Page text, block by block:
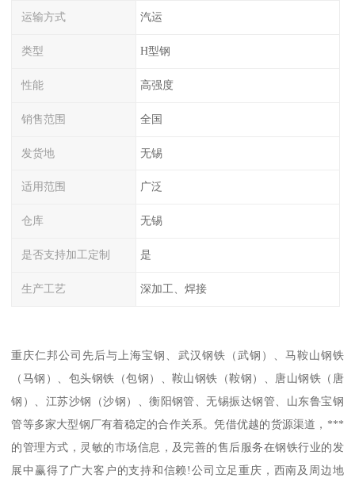
运输方式 汽运
类型 H型钢
性能 高强度
销售范围 全国
发货地 无锡
适用范围 广泛
仓库 无锡
是否支持加工定制 是
生产工艺 深加工、焊接
重庆仁邦公司先后与上海宝钢、武汉钢铁（武钢）、马鞍山钢铁
（马钢）、包头钢铁（包钢）、鞍山钢铁（鞍钢）、唐山钢铁（唐
钢）、江苏沙钢（沙钢）、衡阳钢管、无锡振达钢管、山东鲁宝钢
管等多家大型钢厂有着稳定的合作关系。凭借优越的货源渠道，***
的管理方式，灵敏的市场信息，及完善的售后服务在钢铁行业的发
展中赢得了广大客户的支持和信赖!公司立足重庆，西南及周边地